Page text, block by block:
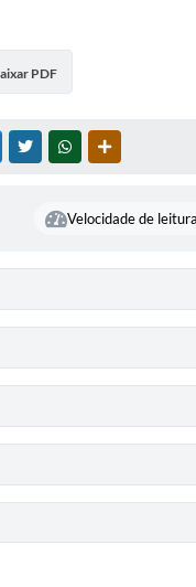
PDF
MESSENGER
TWITTERWHATSAPP
Velocidade de